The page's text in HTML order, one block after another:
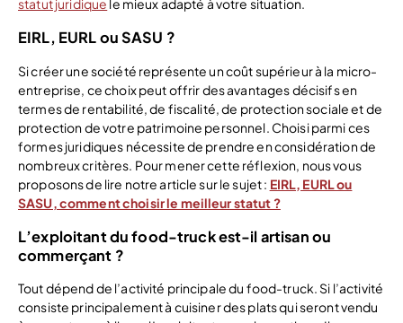
statut juridique le mieux adapté à votre situation.
EIRL, EURL ou SASU ?
Si créer une société représente un coût supérieur à la micro-
entreprise, ce choix peut offrir des avantages décisifs en
termes de rentabilité, de fiscalité, de protection sociale et de
protection de votre patrimoine personnel. Choisi parmi ces
formes juridiques nécessite de prendre en considération de
nombreux critères. Pour mener cette réflexion, nous vous
proposons de lire notre article sur le sujet : EIRL, EURL ou
SASU, comment choisir le meilleur statut ?
L’exploitant du food-truck est-il artisan ou
commerçant ?
Tout dépend de l’activité principale du food-truck. Si l’activité
consiste principalement à cuisiner des plats qui seront vendu